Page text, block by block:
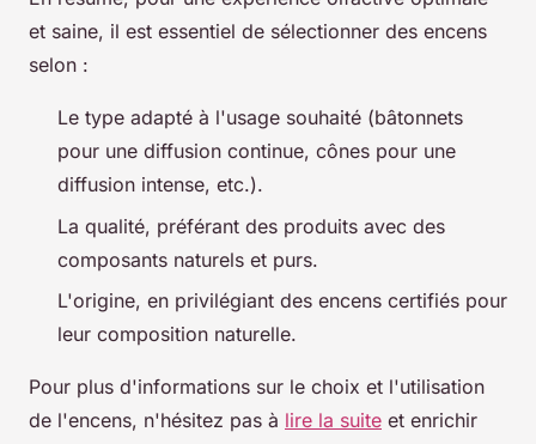
et saine, il est essentiel de sélectionner des encens
selon :
Le type adapté à l'usage souhaité (bâtonnets
pour une diffusion continue, cônes pour une
diffusion intense, etc.).
La qualité, préférant des produits avec des
composants naturels et purs.
L'origine, en privilégiant des encens certifiés pour
leur composition naturelle.
Pour plus d'informations sur le choix et l'utilisation
de l'encens, n'hésitez pas à lire la suite et enrichir